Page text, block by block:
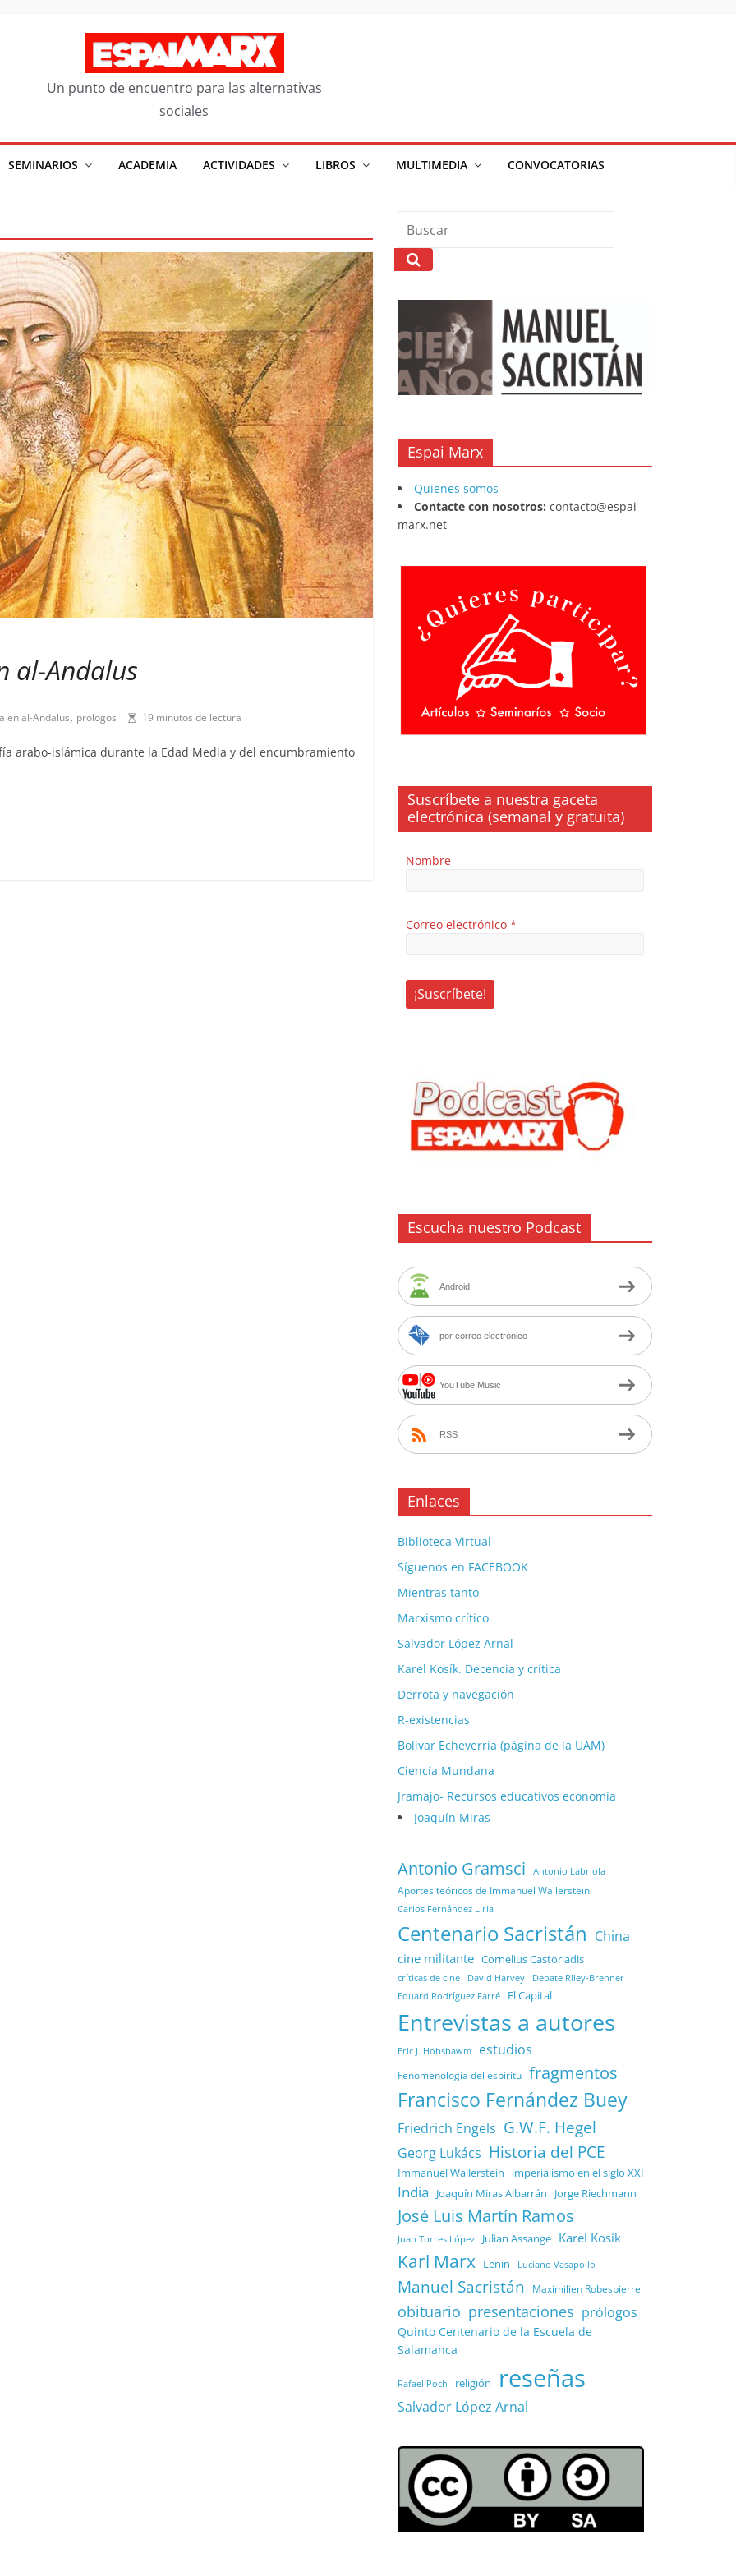
Un punto de encuentro para las alternativas
sociales
SEMINARIOS ACADEMIA ACTIVIDADES LIBROS MULTIMEDIA CONVOCATORIAS
al-Andalus
en al-Andalus, prólogos 19 minutos de lectura
arabo-islámica durante la Edad Media y del encumbramiento
Espai Marx
Quienes somos
Contacte con nosotros: contacto@espai-
marx.net
Suscríbete a nuestra gaceta
electrónica (semanal y gratuita)
Nombre
Correo electrónico *
Escucha nuestro Podcast
Android
por correo electrónico
YouTube Music
RSS
Enlaces
Biblioteca Virtual
Síguenos en FACEBOOK
Mientras tanto
Marxismo crítico
Salvador López Arnal
Karel Kosík. Decencia y crítica
Derrota y navegación
R-existencias
Bolívar Echeverría (página de la UAM)
Ciencía Mundana
Jramajo- Recursos educativos economía
Joaquín Miras
Antonio Gramsci Antonio Labriola
Aportes teóricos de Immanuel Wallerstein
Carlos Fernández Liria
Centenario Sacristán China
cine militante Cornelius Castoriadis
críticas de cine David Harvey Debate Riley-Brenner
Eduard Rodríguez Farré El Capital
Entrevistas a autores
Eric J. Hobsbawm estudios
Fenomenología del espíritu fragmentos
Francisco Fernández Buey
Friedrich Engels G.W.F. Hegel
Georg Lukács Historia del PCE
Immanuel Wallerstein imperialismo en el siglo XXI
India Joaquín Miras Albarrán Jorge Riechmann
José Luis Martín Ramos
Juan Torres López Julian Assange Karel Kosík
Karl Marx Lenin Luciano Vasapollo
Manuel Sacristán Maximilien Robespierre
obituario presentaciones prólogos
Quinto Centenario de la Escuela de
Salamanca
Rafael Poch religión reseñas
Salvador López Arnal